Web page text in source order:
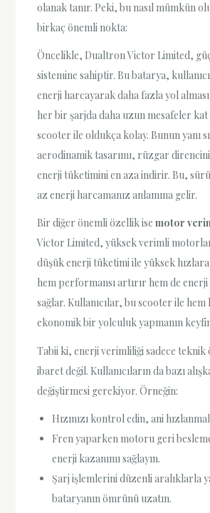
olanak tanır. Peki, bu nasıl mümkün
birkaç önemli nokta:
Öncelikle, Dualtron Victor Limited,
sistemine sahiptir. Bu batarya,
enerji harcayarak daha fazla yol
her bir şarjda daha uzun mesafeler
scooter ile oldukça kolay. Bunun yanı
aerodinamik tasarımı, rüzgar
enerji tüketimini en aza indirir. Bu,
az enerji harcamanız anlamına gelir.
Bir diğer önemli özellik isemotor
Victor Limited, yüksek verimli
düşük enerji tüketimi ile yüksek
hem performansı artırır hem de
sağlar. Kullanıcılar, bu scooter ile hem
ekonomik bir yolculuk yapmanın
Tabii ki, enerji verimliliği sadece
ibaret değil. Kullanıcıların da bazı
değiştirmesi gerekiyor. Örneğin:
Hızınızı kontrol edin, ani
Fren yaparken motoru geri
enerji kazanımı sağlayın.
Şarj işlemlerini düzenli aralıklarla
bataryanın ömrünü uzatın.